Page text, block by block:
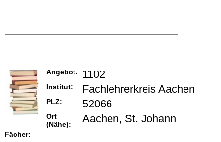
Angebot: 1102
Institut: Fachlehrerkreis Aachen
PLZ: 52066
Ort
(Nähe):
Aachen, St. Johann
Fächer: